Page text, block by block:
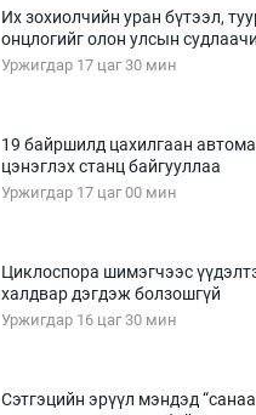
Их зохиолчийн уран бүтээл,
онцлогийг олон улсын
Уржигдар 17 цаг 30 мин
19 байршилд цахилгаан
цэнэглэх станц байгууллаа
Уржигдар 17 цаг 00 мин
Циклоспора шимэгчээс
халдвар дэгдэж болзошгүй
Уржигдар 16 цаг 30 мин
Сэтгэцийн эрүүл мэндэд